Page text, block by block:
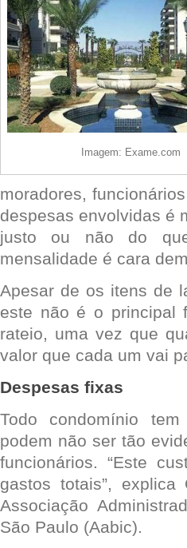
Imagem: Exame.com
moradores,
despesas envolvidas é
justo ou não do
mensalidade é cara
Apesar de os itens de
este não é o principal
rateio, uma vez que
valor que cada um vai
Despesas fixas
Todo condomínio
podem não ser tão
funcionários. “Este
gastos totais”,
Associação
São Paulo (Aabic).